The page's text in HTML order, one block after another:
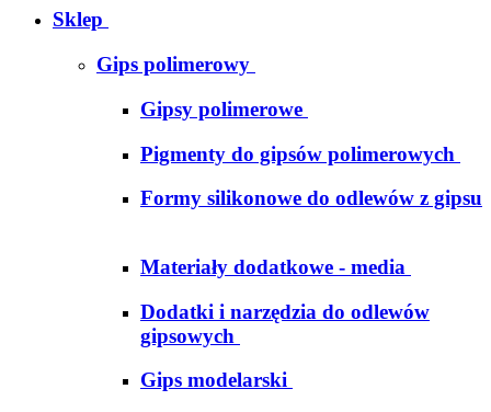
Sklep
Gips polimerowy
Gipsy polimerowe
Pigmenty do gipsów polimerowych
Formy silikonowe do odlewów z gipsu
Materiały dodatkowe - media
Dodatki i narzędzia do odlewów
gipsowych
Gips modelarski